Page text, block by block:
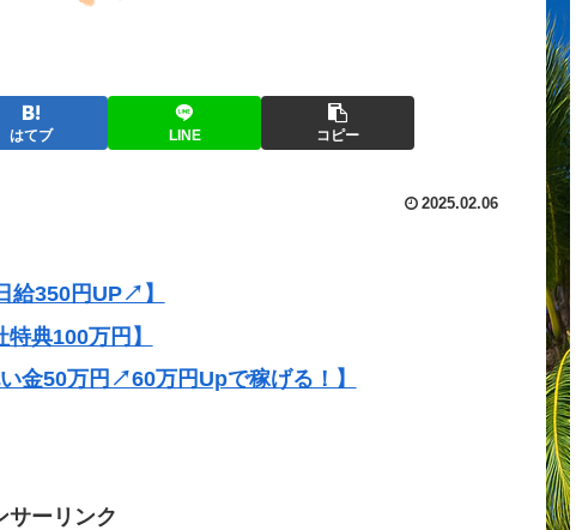
はてブ LINE コピー
2025.02.06
給350円UP↗】
典100万円】
金50万円↗60万円Upで稼げる！】
サーリンク